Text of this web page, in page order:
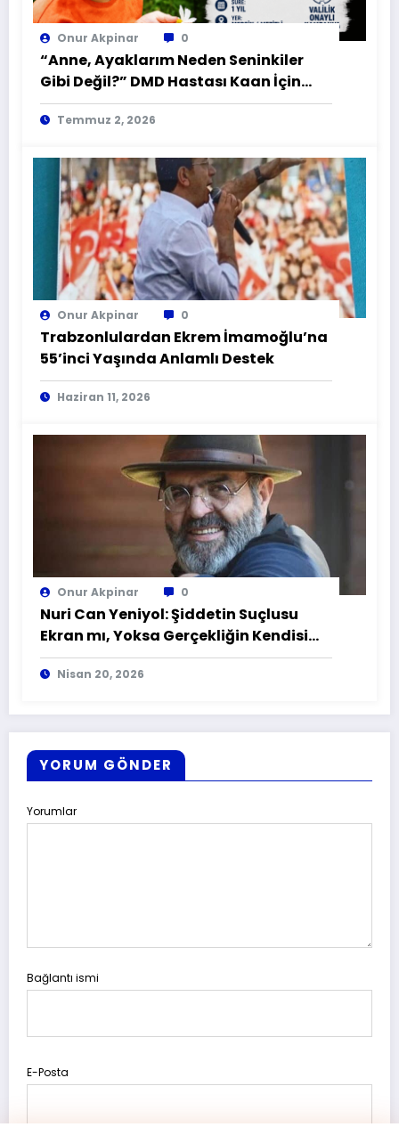
Onur Akpinar 0
“Anne, Ayaklarım Neden Seninkiler
Gibi Değil?” DMD Hastası Kaan İçin
Zamana Karşı Yarış
Temmuz 2, 2026
Onur Akpinar 0
Trabzonlulardan Ekrem İmamoğlu’na
55’inci Yaşında Anlamlı Destek
Haziran 11, 2026
Onur Akpinar 0
Nuri Can Yeniyol: Şiddetin Suçlusu
Ekran mı, Yoksa Gerçekliğin Kendisi
mi?
Nisan 20, 2026
YORUM GÖNDER
Yorumlar
Bağlantı ismi
E-Posta